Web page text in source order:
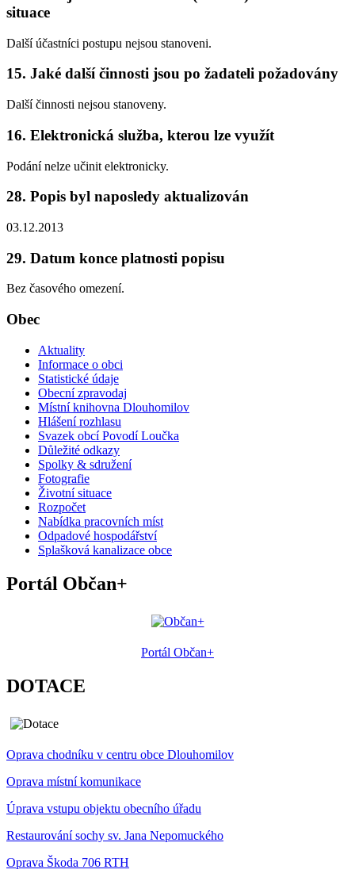
situace
Další účastníci postupu nejsou stanoveni.
15. Jaké další činnosti jsou po žadateli požadovány
Další činnosti nejsou stanoveny.
16. Elektronická služba, kterou lze využít
Podání nelze učinit elektronicky.
28. Popis byl naposledy aktualizován
03.12.2013
29. Datum konce platnosti popisu
Bez časového omezení.
Obec
Aktuality
Informace o obci
Statistické údaje
Obecní zpravodaj
Místní knihovna Dlouhomilov
Hlášení rozhlasu
Svazek obcí Povodí Loučka
Důležité odkazy
Spolky & sdružení
Fotografie
Životní situace
Rozpočet
Nabídka pracovních míst
Odpadové hospodářství
Splašková kanalizace obce
Portál Občan+
Portál Občan+
DOTACE
Oprava chodníku v centru obce Dlouhomilov
Oprava místní komunikace
Úprava vstupu objektu obecního úřadu
Restaurování sochy sv. Jana Nepomuckého
Oprava Škoda 706 RTH